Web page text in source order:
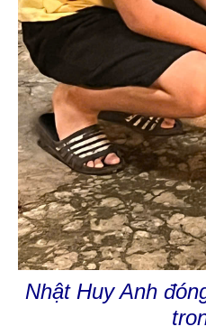
Nhật Huy Anh